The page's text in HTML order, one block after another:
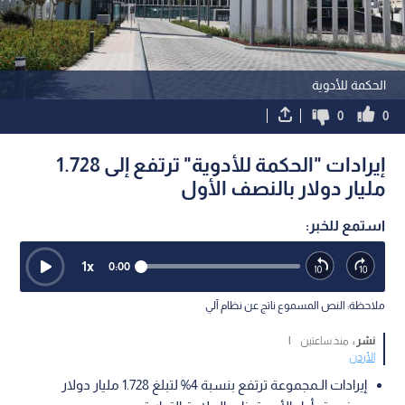
الحكمة للأدوية
0
0
إيرادات "الحكمة للأدوية" ترتفع إلى 1.728
مليار دولار بالنصف الأول
استمع للخبر:
0:00
1x
ملاحظة: النص المسموع ناتج عن نظام آلي
نشر : منذ ساعتين
|
الأردن
إيرادات الـمجموعة ترتفع بنسبة 4% لتبلغ 1.728 مليار دولار